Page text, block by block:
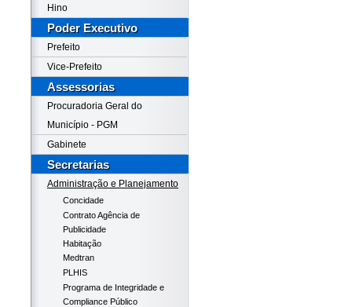
Hino
Poder Executivo
Prefeito
Vice-Prefeito
Assessorias
Procuradoria Geral do
Município - PGM
Gabinete
Secretarias
Administração e Planejamento
Concidade
Contrato Agência de
Publicidade
Habitação
Medtran
PLHIS
Programa de Integridade e
Compliance Público